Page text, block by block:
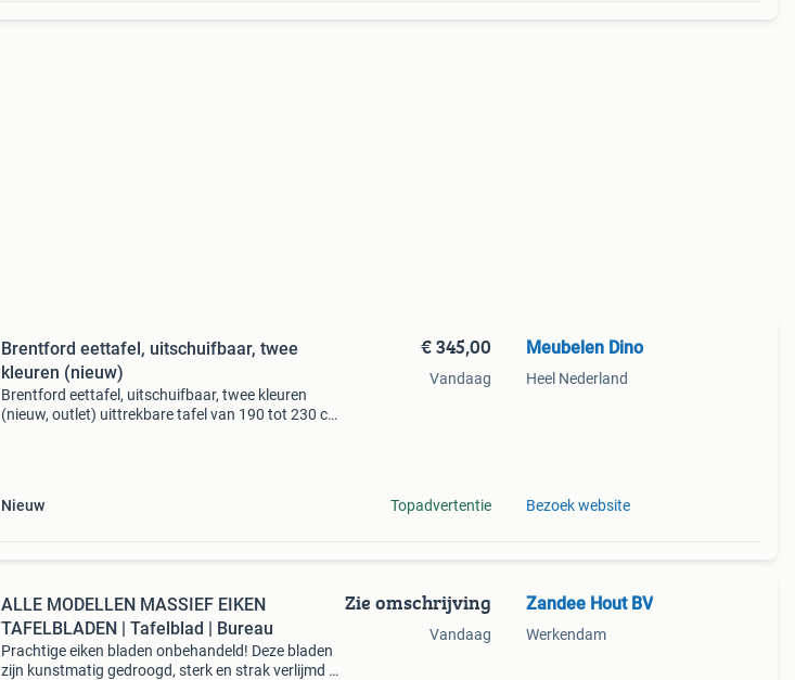
Brentford eettafel, uitschuifbaar, twee
kleuren (nieuw)
Brentford eettafel, uitschuifbaar, twee kleuren
(nieuw, outlet) uittrekbare tafel van 190 tot 230 cm
Nieuw
€ 345,00
Vandaag
Topadvertentie
Meubelen Dino
Heel Nederland
Bezoek website
ALLE MODELLEN MASSIEF EIKEN
TAFELBLADEN | Tafelblad | Bureau
Prachtige eiken bladen onbehandeld! Deze bladen
zijn kunstmatig gedroogd, sterk en strak verlijmd en
Zie omschrijving
Vandaag
Zandee Hout BV
Werkendam